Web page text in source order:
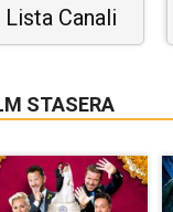
Lista Canali
STASERA